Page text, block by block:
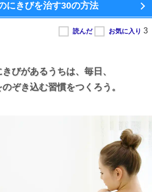
にきびを治す30の方法
びがあるうちは、 毎日、
ぞき込む習慣をつくろう。